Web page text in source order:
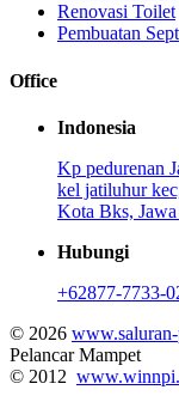
Renovasi Toilet
Pembuatan
Office
Indonesia
Kp pedurenan
kel jatiluhur
Kota Bks,
Hubungi
+62877-7733-
© 2026
Pelancar Mampet
© 2012